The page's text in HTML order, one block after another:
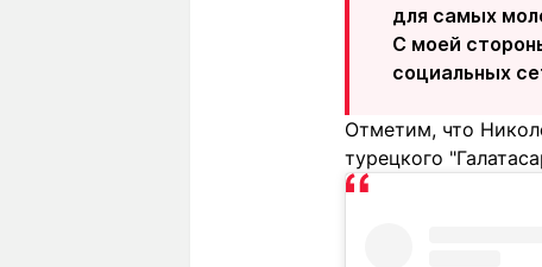
для самых
С моей
социальных
Отметим, что
турецкого